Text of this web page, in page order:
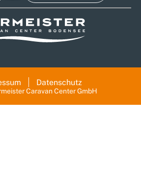
Caravan Center GmbH
Datenschutz